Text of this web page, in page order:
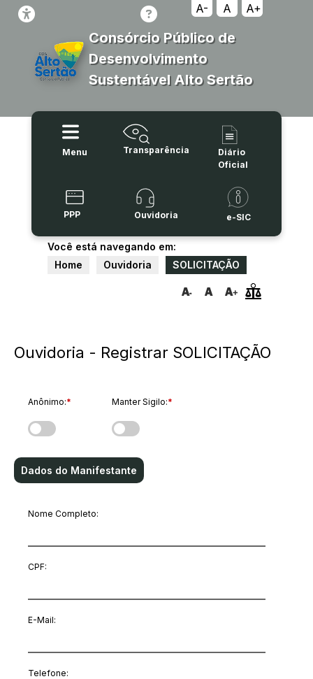
A- A A+
Consórcio Público de
Desenvolvimento
Sustentável Alto Sertão
Menu Transparência
Diário
Oficial
PPP Ouvidoria e-SIC
Você está navegando em:
Home
Ouvidoria SOLICITAÇÃO
Ouvidoria - Registrar SOLICITAÇÃO
Anônimo:* Manter Sigilo:*
Dados do Manifestante
Nome Completo:
CPF:
E-Mail:
Telefone: